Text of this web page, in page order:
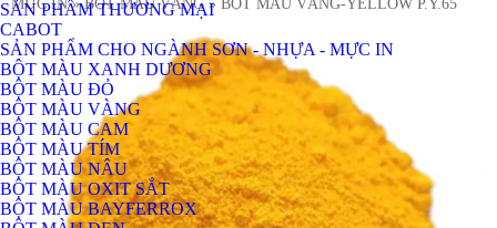
SẢN PHẨM THƯƠNG MẠI
CABOT
SẢN PHẨM CHO NGÀNH SƠN - NHỰA - MỰC IN
BỘT MÀU XANH DƯƠNG
BỘT MÀU ĐỎ
BỘT MÀU VÀNG
BỘT MÀU CAM
BỘT MÀU TÍM
BỘT MÀU NÂU
BỘT MÀU OXIT SẮT
BỘT MÀU BAYFERROX
MỰC IN » BỘT MÀU VÀNG » BỘT MÀU VÀNG-YELLOW P.Y.65